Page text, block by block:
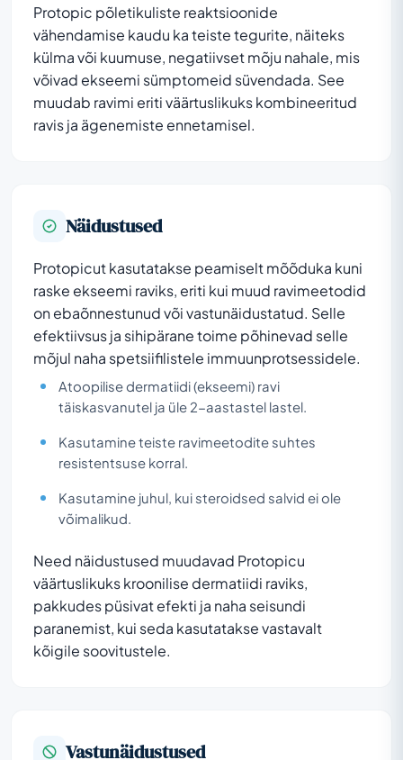
Protopic põletikuliste reaktsioonide
vähendamise kaudu ka teiste tegurite, näiteks
külma või kuumuse, negatiivset mõju nahale, mis
võivad ekseemi sümptomeid süvendada. See
muudab ravimi eriti väärtuslikuks kombineeritud
ravis ja ägenemiste ennetamisel.
Näidustused
Protopicut kasutatakse peamiselt mõõduka kuni
raske ekseemi raviks, eriti kui muud ravimeetodid
on ebaõnnestunud või vastunäidustatud. Selle
efektiivsus ja sihipärane toime põhinevad selle
mõjul naha spetsiifilistele immuunprotsessidele.
Atoopilise dermatiidi (ekseemi) ravi
täiskasvanutel ja üle 2-aastastel lastel.
Kasutamine teiste ravimeetodite suhtes
resistentsuse korral.
Kasutamine juhul, kui steroidsed salvid ei ole
võimalikud.
Need näidustused muudavad Protopicu
väärtuslikuks kroonilise dermatiidi raviks,
pakkudes püsivat efekti ja naha seisundi
paranemist, kui seda kasutatakse vastavalt
kõigile soovitustele.
Vastunäidustused